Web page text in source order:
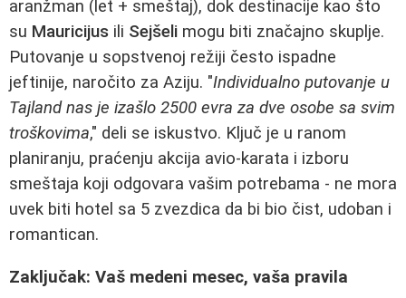
aranžman (let + smeštaj), dok destinacije kao što
su Mauricijus ili Sejšeli mogu biti značajno skuplje.
Putovanje u sopstvenoj režiji često ispadne
jeftinije, naročito za Aziju. "Individualno putovanje u
Tajland nas je izašlo 2500 evra za dve osobe sa svim
troškovima," deli se iskustvo. Ključ je u ranom
planiranju, praćenju akcija avio-karata i izboru
smeštaja koji odgovara vašim potrebama - ne mora
uvek biti hotel sa 5 zvezdica da bi bio čist, udoban i
romantican.
Zaključak: Vaš medeni mesec, vaša pravila